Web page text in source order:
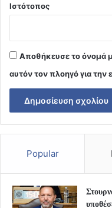
Ιστότοπος
Αποθήκευσε το όνομά
αυτόν τον πλοηγό για
Popular